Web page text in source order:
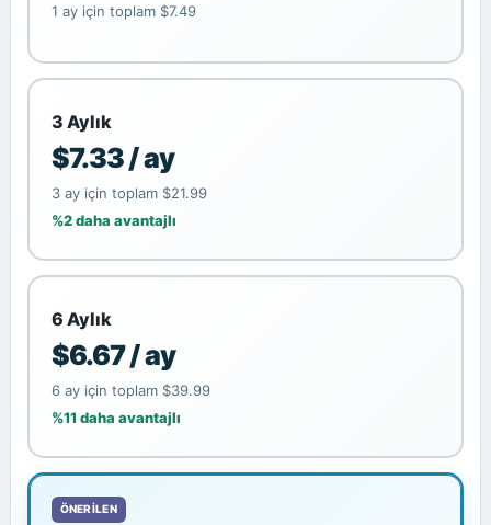
1 ay için toplam $7.49
3 Aylık
$7.33 / ay
3 ay için toplam $21.99
%2 daha avantajlı
6 Aylık
$6.67 / ay
6 ay için toplam $39.99
%11 daha avantajlı
ÖNERILEN